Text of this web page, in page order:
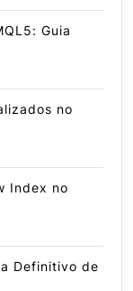
Guia
no
Index no
Definitivo de